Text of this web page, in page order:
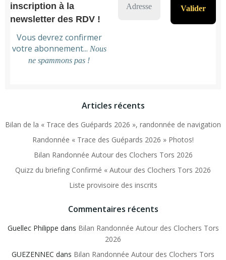
inscription à la
newsletter des RDV !
Vous devrez confirmer
votre abonnement... Nous
ne spammons pas !
Articles récents
Bilan de la « Trace des Guépards 2026 », randonnée de navigation
Randonnée « Trace des Guépards 2026 » Photos!
Bilan Randonnée Autour des Clochers Tors 2026
Quizz du briefing Confirmé « Autour des Clochers Tors 2026
Liste provisoire des inscrits
Commentaires récents
Guellec Philippe dans Bilan Randonnée Autour des Clochers Tors
2026
GUEZENNEC dans Bilan Randonnée Autour des Clochers Tors